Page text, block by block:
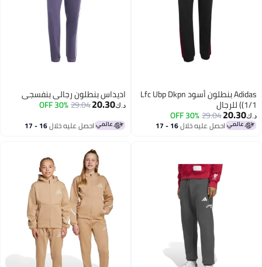
Adidas بنطلون أسود Lfc Ubp Dkpn
20.30
29.04
30% OFF
احصل عليه خلال 16 - 17
اديداس بنطلون رجالي بنفسجي
20.30
29.04
30% OFF
احصل عليه خلال 16 - 17